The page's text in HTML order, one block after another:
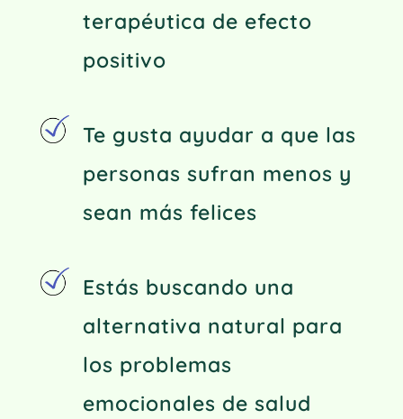
terapéutica de efecto
positivo
Te gusta ayudar a que las
personas sufran menos y
sean más felices
Estás buscando una
alternativa natural para
los problemas
emocionales de salud